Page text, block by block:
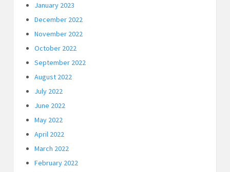
January 2023
December 2022
November 2022
October 2022
September 2022
August 2022
July 2022
June 2022
May 2022
April 2022
March 2022
February 2022